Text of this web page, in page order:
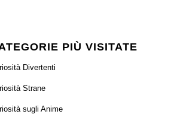
PIÙ VISITATE
Divertenti
Strane
sugli Anime